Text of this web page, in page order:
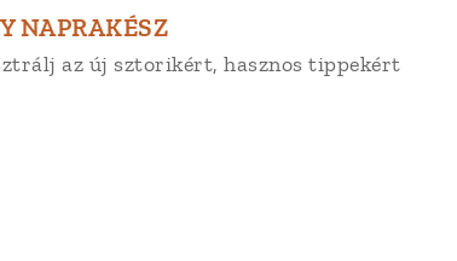
NAPRAKÉSZ
az új sztorikért, hasznos tippekért